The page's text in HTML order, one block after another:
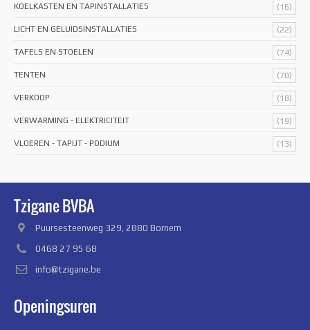
KOELKASTEN EN TAPINSTALLATIES (16)
LICHT EN GELUIDSINSTALLATIES (22)
TAFELS EN STOELEN (74)
TENTEN (70)
VERKOOP (18)
VERWARMING - ELEKTRICITEIT (19)
VLOEREN - TAPIJT - PODIUM (13)
Tzigane BVBA
Puursesteenweg 329, 2880 Bornem
0468 27 95 68
info@tzigane.be
Openingsuren